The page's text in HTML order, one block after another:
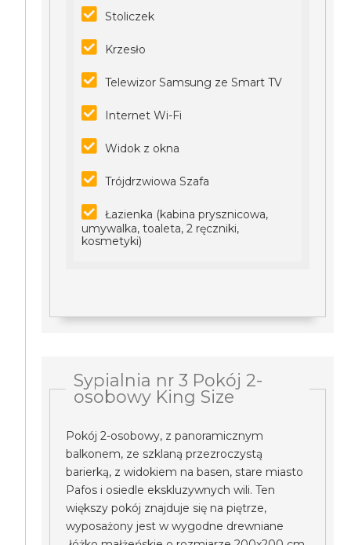
Stoliczek
Krzesło
Telewizor Samsung ze Smart TV
Internet Wi-Fi
Widok z okna
Trójdrzwiowa Szafa
Łazienka (kabina prysznicowa,
umywalka, toaleta, 2 ręczniki,
kosmetyki)
Sypialnia nr 3 Pokój 2-
osobowy King Size
Pokój 2-osobowy, z panoramicznym
balkonem, ze szklaną przezroczystą
barierką, z widokiem na basen, stare miasto
Pafos i osiedle ekskluzywnych wili. Ten
większy pokój znajduje się na piętrze,
wyposażony jest w wygodne drewniane